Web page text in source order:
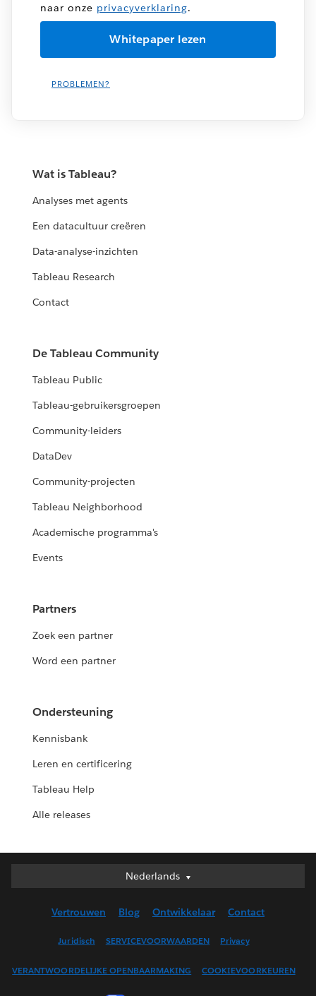
naar onze privacyverklaring.
PROBLEMEN?
Wat is Tableau?
Analyses met agents
Een datacultuur creëren
Data-analyse-inzichten
Tableau Research
Contact
De Tableau Community
Tableau Public
Tableau-gebruikersgroepen
Community-leiders
DataDev
Community-projecten
Tableau Neighborhood
Academische programma's
Events
Partners
Zoek een partner
Word een partner
Ondersteuning
Kennisbank
Leren en certificering
Tableau Help
Alle releases
Nederlands
Nederlands
English (UK)
Français (Canada)
Français (France)
Vertrouwen Blog Ontwikkelaar Contact
Juridisch SERVICEVOORWAARDEN Privacy
VERANTWOORDELIJKE OPENBAARMAKING COOKIEVOORKEUREN